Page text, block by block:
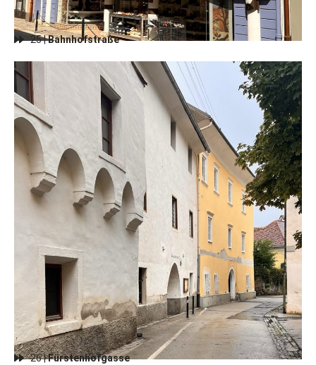
25 |Bahnhofstraße
26 |Fürstenhofgasse